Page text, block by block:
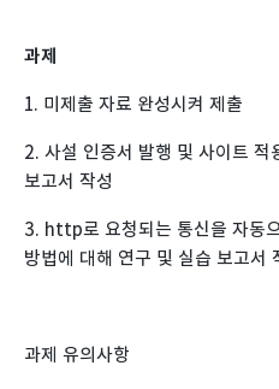
과제
1. 미제출 자료 완성시켜 제출
2. 사설 인증서 발행 및 사이트
보고서 작성
3. http로 요청되는 통신을 자동
방법에 대해 연구 및 실습 보고서
과제 유의사항